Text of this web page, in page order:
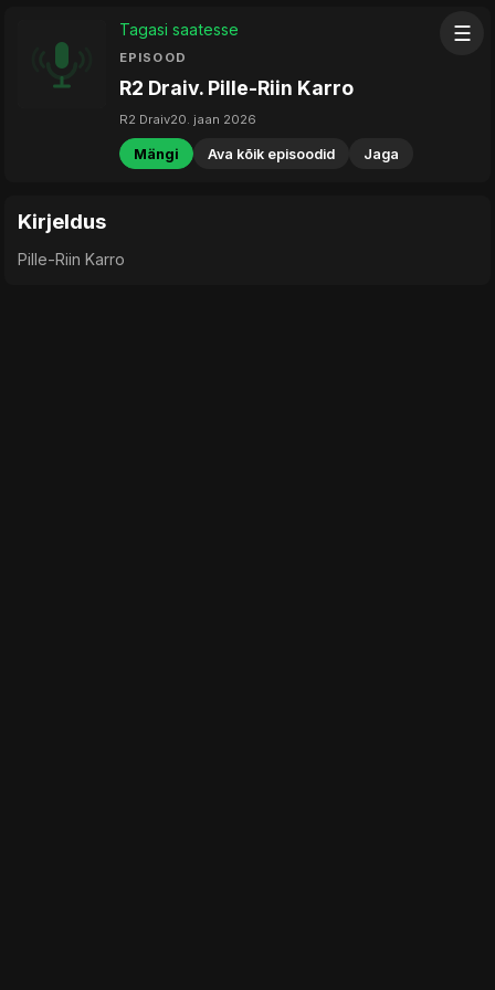
☰
Tagasi saatesse
EPISOOD
R2 Draiv. Pille-Riin Karro
R2 Draiv20. jaan 2026
Mängi Ava kõik episoodid Jaga
Kirjeldus
Pille-Riin Karro